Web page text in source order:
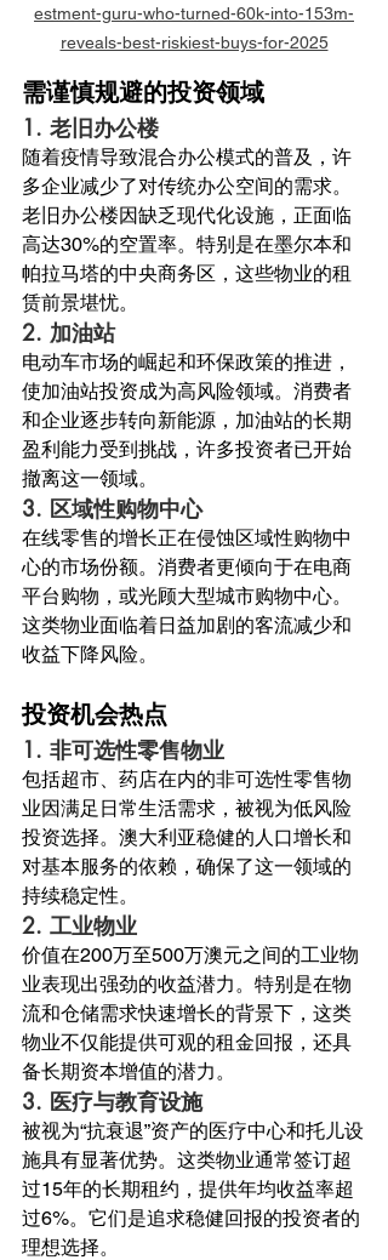
estment-guru-who-turned-60k-into-153m-
reveals-best-riskiest-buys-for-2025
需谨慎规避的投资领域
1. 老旧办公楼
随着疫情导致混合办公模式的普及，许
多企业减少了对传统办公空间的需求。
老旧办公楼因缺乏现代化设施，正面临
高达30%的空置率。特别是在墨尔本和
帕拉马塔的中央商务区，这些物业的租
赁前景堪忧。
2. 加油站
电动车市场的崛起和环保政策的推进，
使加油站投资成为高风险领域。消费者
和企业逐步转向新能源，加油站的长期
盈利能力受到挑战，许多投资者已开始
撤离这一领域。
3. 区域性购物中心
在线零售的增长正在侵蚀区域性购物中
心的市场份额。消费者更倾向于在电商
平台购物，或光顾大型城市购物中心。
这类物业面临着日益加剧的客流减少和
收益下降风险。
投资机会热点
1. 非可选性零售物业
包括超市、药店在内的非可选性零售物
业因满足日常生活需求，被视为低风险
投资选择。澳大利亚稳健的人口增长和
对基本服务的依赖，确保了这一领域的
持续稳定性。
2. 工业物业
价值在200万至500万澳元之间的工业物
业表现出强劲的收益潜力。特别是在物
流和仓储需求快速增长的背景下，这类
物业不仅能提供可观的租金回报，还具
备长期资本增值的潜力。
3. 医疗与教育设施
被视为“抗衰退”资产的医疗中心和托儿设
施具有显著优势。这类物业通常签订超
过15年的长期租约，提供年均收益率超
过6%。它们是追求稳健回报的投资者的
理想选择。